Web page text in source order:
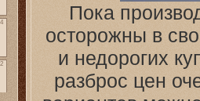
Пока
осторожны в
и недорогих
разброс цен